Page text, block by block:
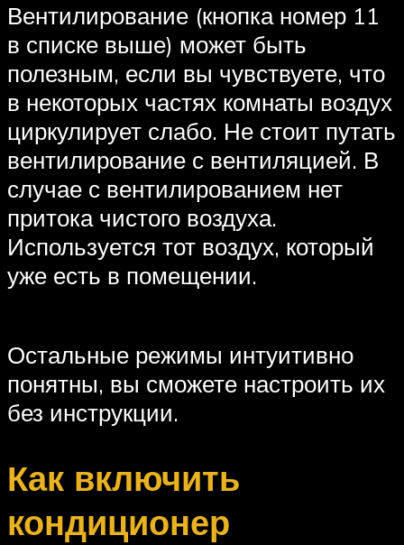
Вентилирование (кнопка номер 11
в списке выше) может быть
полезным, если вы чувствуете, что
в некоторых частях комнаты воздух
циркулирует слабо. Не стоит путать
вентилирование с вентиляцией. В
случае с вентилированием нет
притока чистого воздуха.
Используется тот воздух, который
уже есть в помещении.
Остальные режимы интуитивно
понятны, вы сможете настроить их
без инструкции.
Как включить
кондиционер